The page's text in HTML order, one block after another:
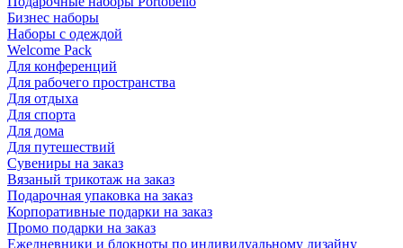
Бизнес наборы
Наборы с одеждой
Welcome Pack
Для конференций
Для рабочего пространства
Для отдыха
Для спорта
Для дома
Для путешествий
Сувениры на заказ
Вязаный трикотаж на заказ
Подарочная упаковка на заказ
Корпоративные подарки на заказ
Промо подарки на заказ
Ежедневники и блокноты по индивидуальному дизайну